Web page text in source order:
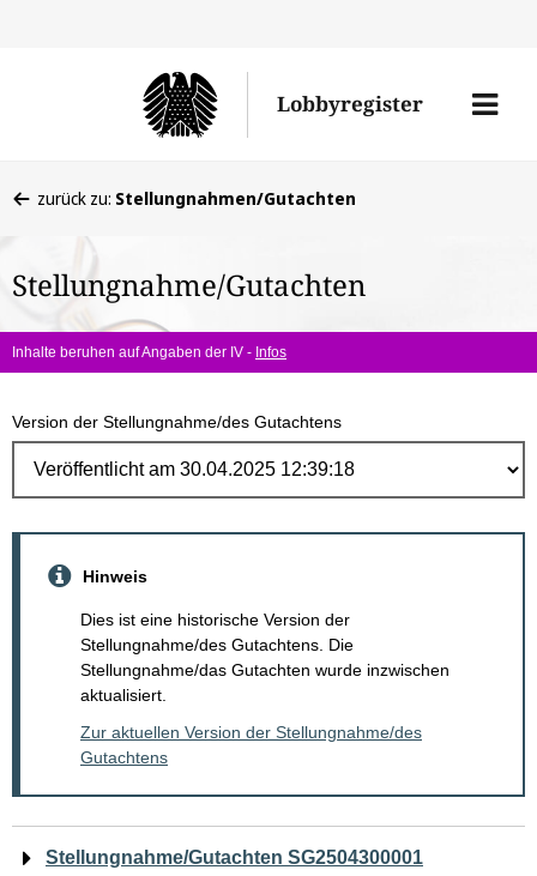
Lobbyregister
Menü
befinden
hier:
zurück zu: Stellungnahmen/Gutachten
Stellungnahme/Gutachten
Inhalte beruhen auf Angaben der IV - Infos
Version der Stellungnahme/des Gutachtens
Hinweis
Dies ist eine historische Version der
Stellungnahme/des Gutachtens. Die
Stellungnahme/das Gutachten wurde inzwischen
aktualisiert.
Zur aktuellen Version der Stellungnahme/des
Gutachtens
Navigation
Stellungnahme/Gutachten SG2504300001